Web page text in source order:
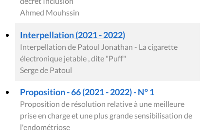
Ahmed Mouhssin
Interpellation (2021 - 2022)
Interpellation de Patoul Jonathan - La cigarette
électronique jetable , dite "Puff"
Serge de Patoul
Proposition - 66 (2021 - 2022) - N° 1
Proposition de résolution relative à une meilleure
prise en charge et une plus grande sensibilisation de
l'endométriose